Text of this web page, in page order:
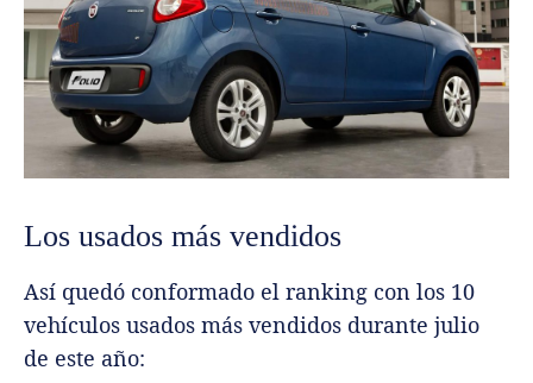
Los usados más vendidos
Así quedó conformado el ranking con los 10
vehículos usados más vendidos durante julio
de este año: